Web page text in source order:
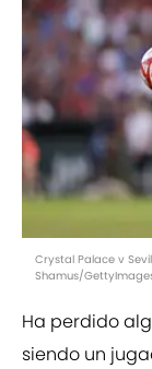
Crystal Palace v
Shamus/
Ha perdido
siendo un